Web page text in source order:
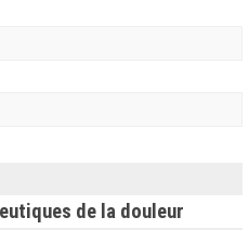
de la douleur